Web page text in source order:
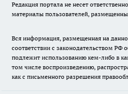
Редакция портала не несет
материалы пользователей,
Вся информация, размещенная на
соответствии с законодательством РФ
подлежит использованию кем-либо в
том числе воспроизведению,
как с письменного разрешения